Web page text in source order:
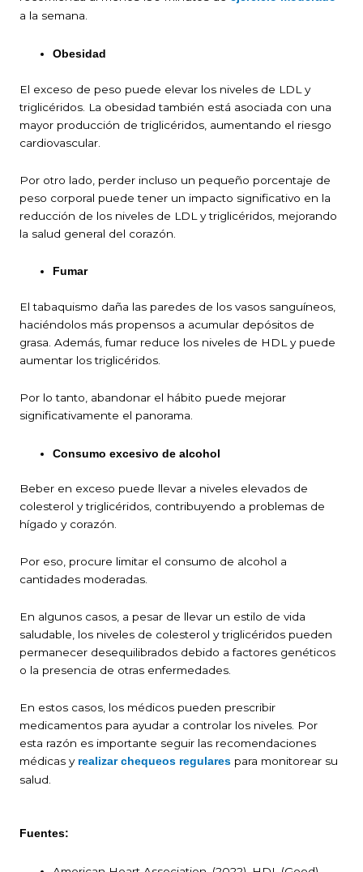
a la semana.
Obesidad
El exceso de peso puede elevar los niveles de LDL y
triglicéridos. La obesidad también está asociada con una
mayor producción de triglicéridos, aumentando el riesgo
cardiovascular.
Por otro lado, perder incluso un pequeño porcentaje de
peso corporal puede tener un impacto significativo en la
reducción de los niveles de LDL y triglicéridos, mejorando
la salud general del corazón.
Fumar
El tabaquismo daña las paredes de los vasos sanguíneos,
haciéndolos más propensos a acumular depósitos de
grasa. Además, fumar reduce los niveles de HDL y puede
aumentar los triglicéridos.
Por lo tanto, abandonar el hábito puede mejorar
significativamente el panorama.
Consumo excesivo de alcohol
Beber en exceso puede llevar a niveles elevados de
colesterol y triglicéridos, contribuyendo a problemas de
hígado y corazón.
Por eso, procure limitar el consumo de alcohol a
cantidades moderadas.
En algunos casos, a pesar de llevar un estilo de vida
saludable, los niveles de colesterol y triglicéridos pueden
permanecer desequilibrados debido a factores genéticos
o la presencia de otras enfermedades.
En estos casos, los médicos pueden prescribir
medicamentos para ayudar a controlar los niveles. Por
esta razón es importante seguir las recomendaciones
médicas y realizar chequeos regulares para monitorear su
salud.
Fuentes: